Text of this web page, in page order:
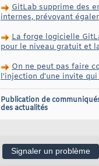
GitLab supprime des
internes, prévoyant
La forge logicielle
pour le niveau gratuit et
On ne peut pas faire
l'injection d'une invite
Publication de
des actualités
Signaler un problème